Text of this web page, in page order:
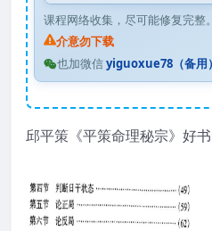
课程网络收集，尽可能修复完整。
介意勿下载
也加微信yiguoxue78（备用）
邱平策《平策命理秘宗》好